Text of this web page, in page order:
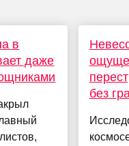
в
даже
без